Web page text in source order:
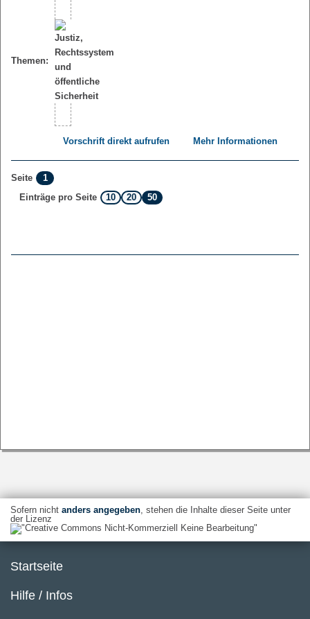
Themen:
Vorschrift direkt aufrufen Mehr Informationen
Seite
1
Einträge pro Seite
10 20 50
Sofern nicht anders angegeben, stehen die Inhalte dieser Seite unter
der Lizenz
Startseite
Hilfe / Infos